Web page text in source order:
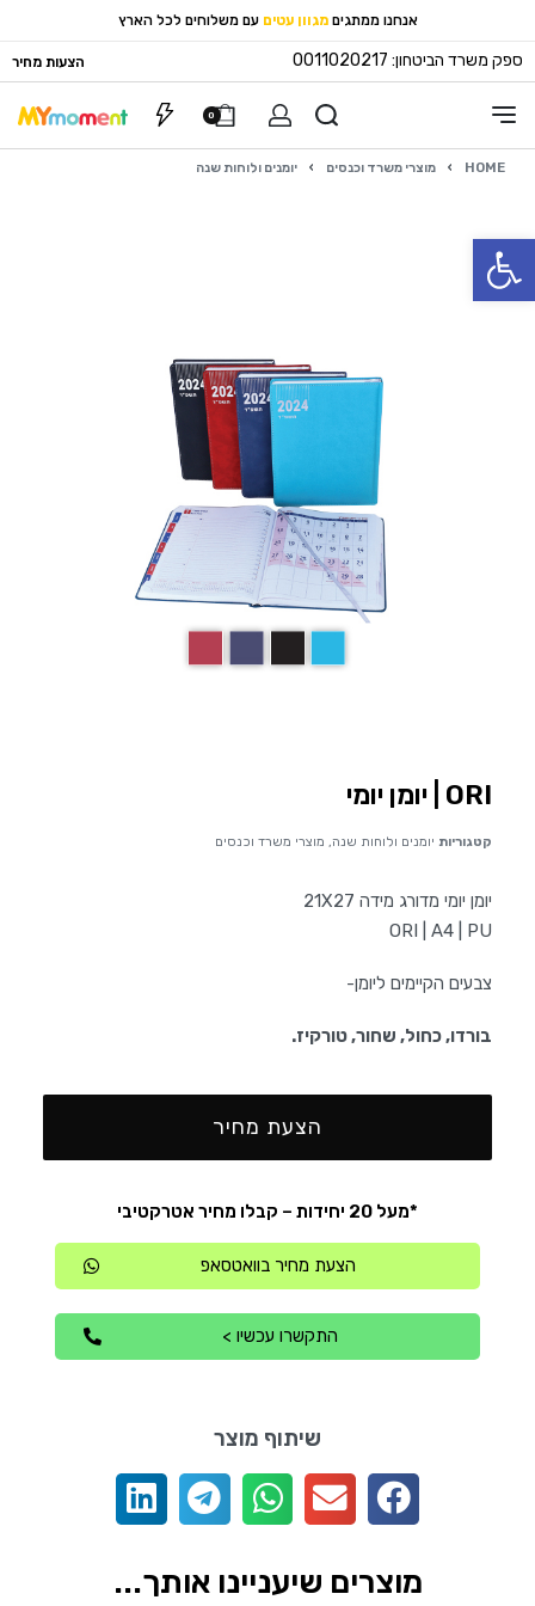
פתח סרגל נגישות
אנחנו ממתגים מגוון עטים עם משלוחים לכל הארץ
ספק משרד הביטחון: 0011020217 הצעות מחיר
0
HOME
› מוצרי משרד וכנסים › יומנים ולוחות שנה
ORI | יומן יומי
קטגוריות יומנים ולוחות שנה, מוצרי משרד וכנסים
יומן יומי מדורג מידה 21X27
ORI | A4 | PU
צבעים הקיימים ליומן-
בורדו, כחול, שחור, טורקיז.
הצעת מחיר
*מעל 20 יחידות – קבלו מחיר אטרקטיבי
הצעת מחיר בוואטסאפ
התקשרו עכשיו >
שיתוף מוצר
מוצרים שיעניינו אותך...